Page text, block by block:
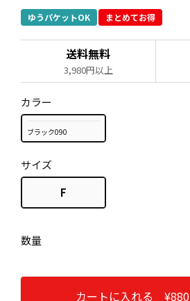
ゆうパケットOK まとめてお得
送料無料
3,980円以上
カラー
ブラック090
サイズ
F
数量
カートに入れる ¥880